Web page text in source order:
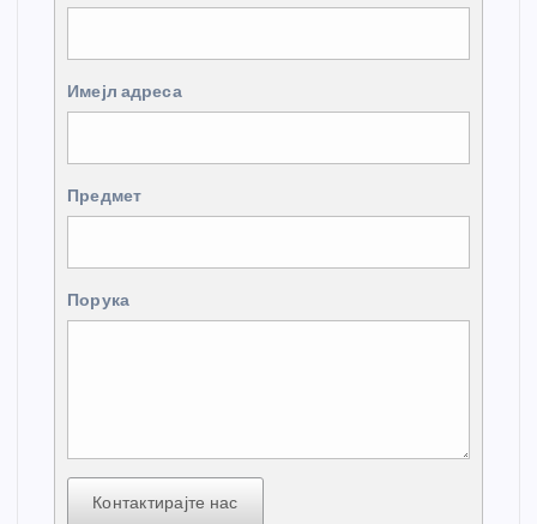
Имејл адреса
Предмет
Порука
Контактирајте нас